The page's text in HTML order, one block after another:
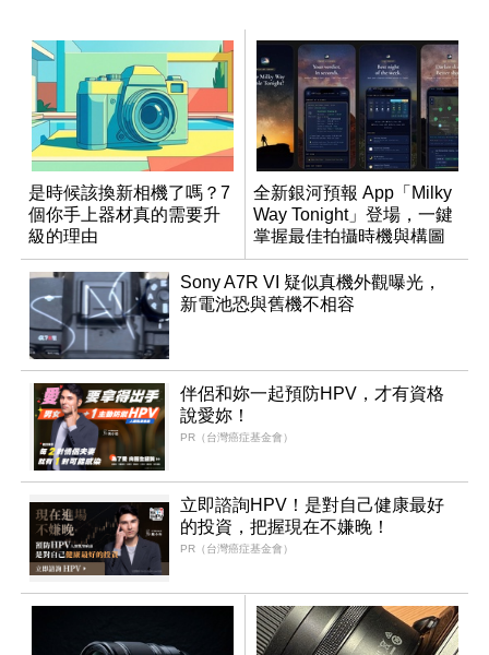
是時候該換新相機了嗎？7
個你手上器材真的需要升
級的理由
全新銀河預報 App「Milky
Way Tonight」登場，一鍵
掌握最佳拍攝時機與構圖
Sony A7R VI 疑似真機外觀曝光，
新電池恐與舊機不相容
伴侶和妳一起預防HPV，才有資格
說愛妳！
PR（台灣癌症基金會）
立即諮詢HPV！是對自己健康最好
的投資，把握現在不嫌晚！
PR（台灣癌症基金會）